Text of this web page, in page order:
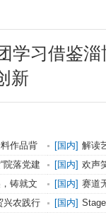
学习借鉴
新
作品背
[国内] 解读
空间注
落党建
[国内] 欢声
综合
铸就文
[国内] 赛道
落幕
兴农践行 [国内]